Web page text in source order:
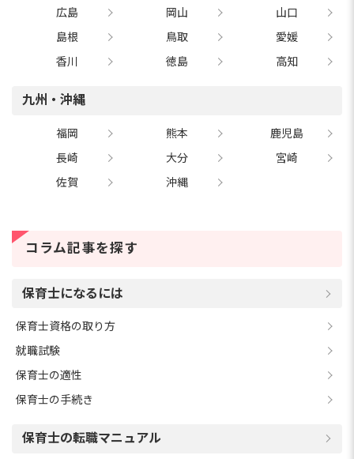
広島 岡山
山口
島根
鳥取
愛媛
香川
徳島 高知
九州・沖縄
福岡 熊本
鹿児島
長崎
大分
宮崎
佐賀
沖縄
コラム記事を探す
保育士になるには
保育士資格の取り方
就職試験
保育士の適性
保育士の手続き
保育士の転職マニュアル